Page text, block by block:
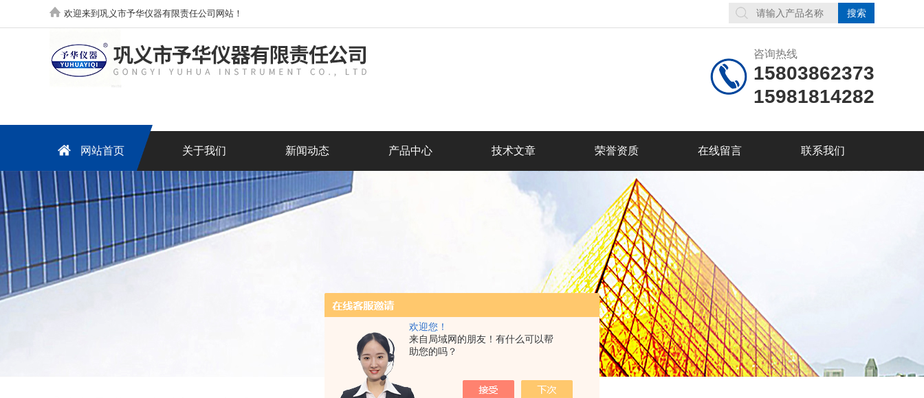
欢迎您！
来自局域网的朋友！有什么可以帮
助您的吗？
欢迎来到巩义市予华仪器有限责任公司网站！
咨询热线
15803862373
15981814282
网站首页 关于我们 新闻动态 产品中心 技术文章 荣誉资质 在线留言 联系我们